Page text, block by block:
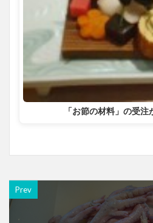
「お節の材料」の受
Prev